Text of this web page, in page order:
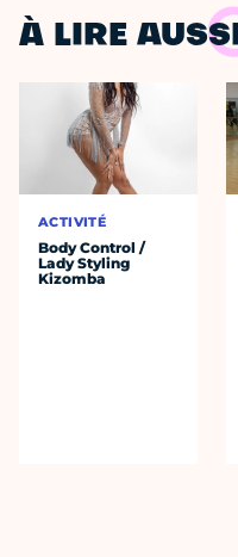
À LIRE
ACTIVITÉ
Body Control /
Lady Styling
Kizomba